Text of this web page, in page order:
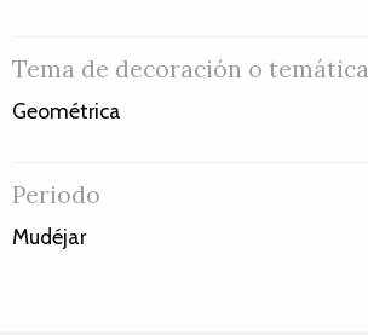
Tema de decoración o temática
Geométrica
Periodo
Mudéjar